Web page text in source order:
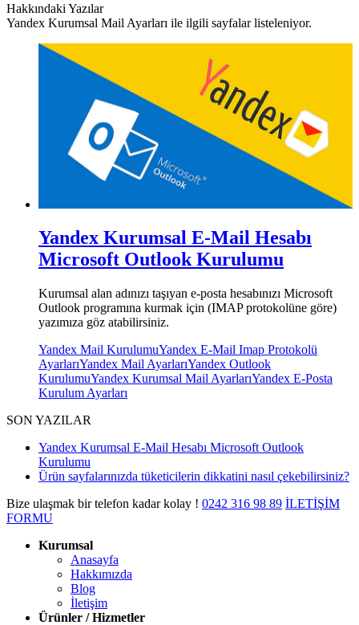
Hakkındaki Yazılar
Yandex Kurumsal Mail Ayarları ile ilgili sayfalar listeleniyor.
Yandex Kurumsal E-Mail Hesabı
Microsoft Outlook Kurulumu
Kurumsal alan adınızı taşıyan e-posta hesabınızı Microsoft
Outlook programına kurmak için (IMAP protokolüne göre)
yazımıza göz atabilirsiniz.
Yandex Mail KurulumuYandex E-Mail Imap Protokolü
AyarlarıYandex Mail AyarlarıYandex Outlook
KurulumuYandex Kurumsal Mail AyarlarıYandex E-Posta
Kurulum Ayarları
SON YAZILAR
Yandex Kurumsal E-Mail Hesabı Microsoft Outlook
Kurulumu
Ürün sayfalarınızda tüketicilerin dikkatini nasıl çekebilirsiniz?
Bize ulaşmak bir telefon kadar kolay ! 0242 316 98 89 İLETİŞİM
FORMU
Kurumsal
Anasayfa
Hakkımızda
Blog
İletişim
Ürünler / Hizmetler